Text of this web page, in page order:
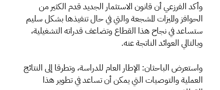
وأكد الفرزعي أن قانون الاستثمار الجديد قدم الكثير من
الحوافز والميزات المشجعة والتي في حال تنفيذها بشكل سليم
ستساعد في نجاح هذا القطاع وتضاعف قدراته التشغيلية،
وبالتالي العوائد الناتجة عنه.
واستعرض الباحثان: الإطار العام للدراسة، وتطرقا إلى النتائج
العملية والتوصيات التي يمكن أن تساعد في تطوير هذا